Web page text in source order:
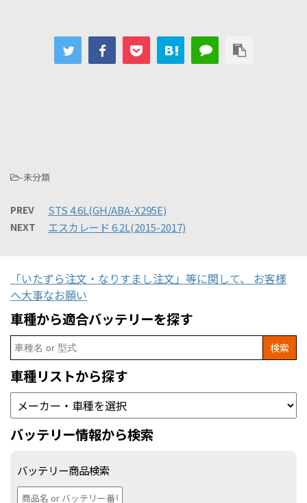
-未分類
PREV STS 4.6L(GH/ABA-X295E)
NEXT エスカレード 6.2L(2015-2017)
「いたずら注文・なりすまし注文」等に関して、 お客様
へ大事なお願い
車種から適合バッテリーを探す
Search
for:
車種リストから探す
バッテリー情報から検索
バッテリー商品検索